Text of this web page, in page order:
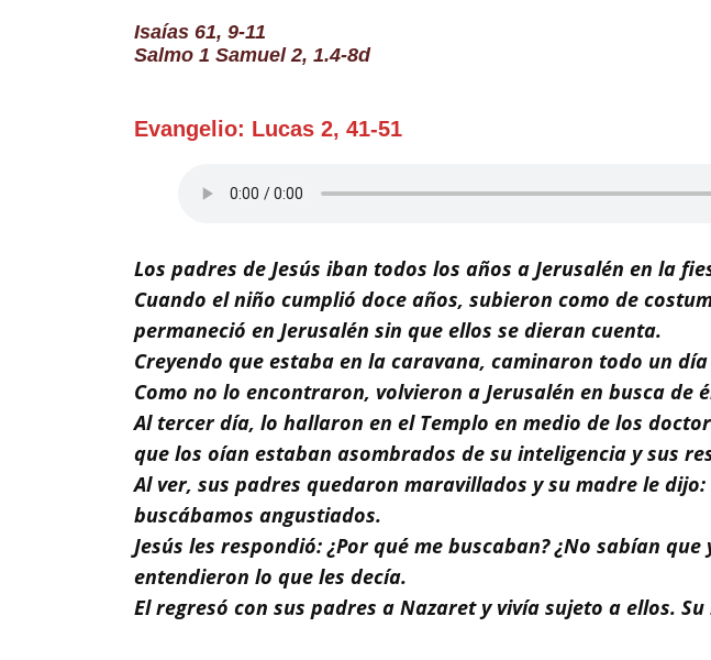
Isaías 61, 9-11
Salmo 1 Samuel 2, 1.4-8d
Evangelio: Lucas 2, 41-51
Los padres de Jesús iban todos los años a Jerusalén en la
Cuando el niño cumplió doce años, subieron como de
permaneció en Jerusalén sin que ellos se dieran cuenta.
Creyendo que estaba en la caravana, caminaron todo un
Como no lo encontraron, volvieron a Jerusalén en busca de
Al tercer día, lo hallaron en el Templo en medio de los
que los oían estaban asombrados de su inteligencia y sus
Al ver, sus padres quedaron maravillados y su madre le
buscábamos angustiados.
Jesús les respondió: ¿Por qué me buscaban? ¿No sabían
entendieron lo que les decía.
El regresó con sus padres a Nazaret y vivía sujeto a ellos.